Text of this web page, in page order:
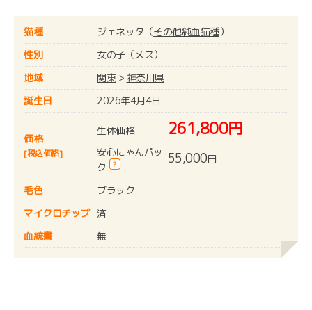
猫種 ジェネッタ（その他純血猫種）
性別
女の子（メス）
地域
関東> 神奈川県
誕生日
2026年4月4日
価格
[税込価格]
生体価格 261,800円
安心にゃんパッ
ク
? 55,000円
毛色
ブラック
マイクロチップ 済
血統書
無